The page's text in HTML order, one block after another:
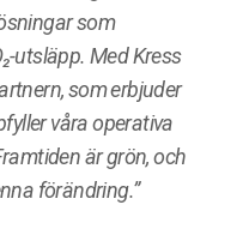
som
utsläpp. Med Kress
som erbjuder
våra operativa
är grön, och
förändring.”